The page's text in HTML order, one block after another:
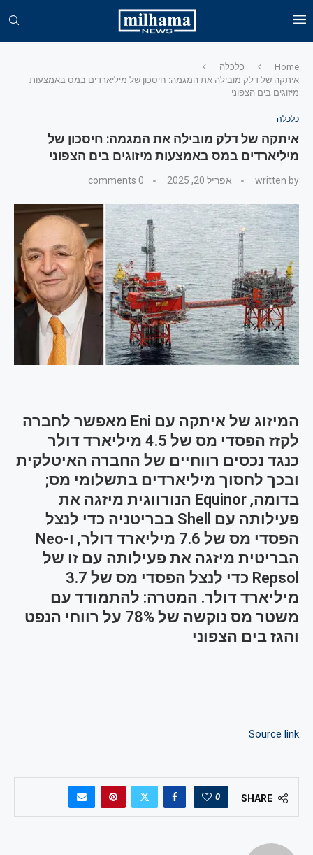
Home
כלכלה
איתקה של דלק מובילה את המגמה: חיסכון של מיליארדים במס באמצעות
מיזוגים בים הצפוני
כלכלה
איתקה של דלק מובילה את המגמה: חיסכון של
מיליארדים במס באמצעות מיזוגים בים הצפוני
written by אפריל 20, 2025 0 comments
המיזוג של איתקה עם Eni מאפשר לחברה
לקזז הפסדי מס של 4.5 מיליארד דולר
כנגד נכסים רווחיים של החברה האיטלקית
ובכך לחסוך מיליארדים בתשלומי מס;
בדומה, Equinor הנורווגית מיזגה את
פעילותה עם Shell בבריטניה כדי לנצל
הפסדי מס של 7.6 מיליארד דולר, ו-Neo
הבריטית מיזגה את פעילותה עם זו של
Repsol כדי לנצל הפסדי מס של 3.7
מיליארד דולר. המטרה: להתמודד עם
משטר מס נוקשה של 78% על רווחי הנפט
והגז בים הצפוני
Source link
SHARE
0